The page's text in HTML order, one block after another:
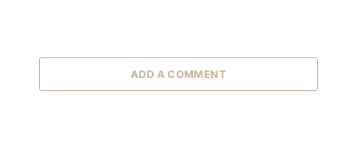
ADD A COMMENT